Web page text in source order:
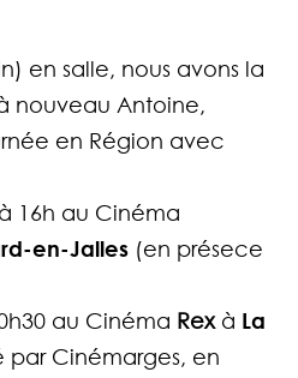
en salle, nous avons la
nouveau Antoine,
en Région avec
16h au Cinéma
en-Jalles (en présece
au Cinéma Rexà La
Cinémarges, en